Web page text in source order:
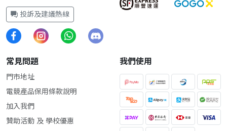
投訴及建議熱線
常見問題
門市地址
電競產品保用條款說明
加入我們
贊助活動 及 學校優惠
我們使用